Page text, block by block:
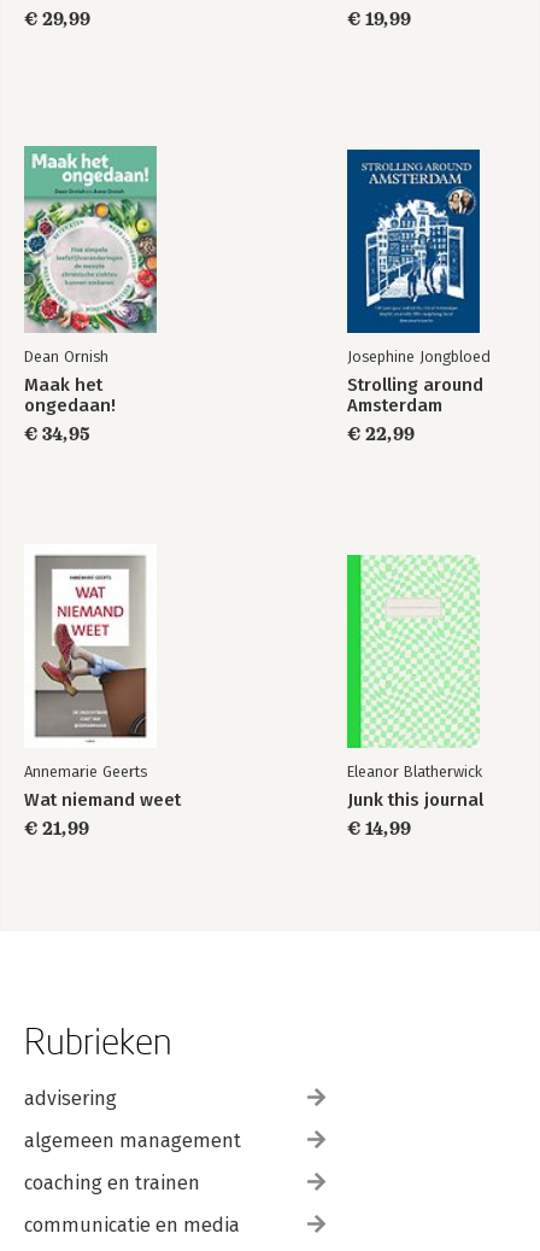
€ 29,99
€ 19,99
Dean Ornish
Maak het
ongedaan!
€ 34,95
Josephine Jongbloed
Strolling around
Amsterdam
€ 22,99
Annemarie Geerts
Wat niemand weet
€ 21,99
Eleanor Blatherwick
Junk this journal
€ 14,99
Rubrieken
advisering
algemeen management
coaching en trainen
communicatie en media